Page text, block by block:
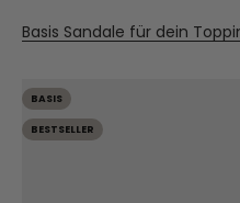
Basis Sandale für dein
BASIS
BESTSELLER